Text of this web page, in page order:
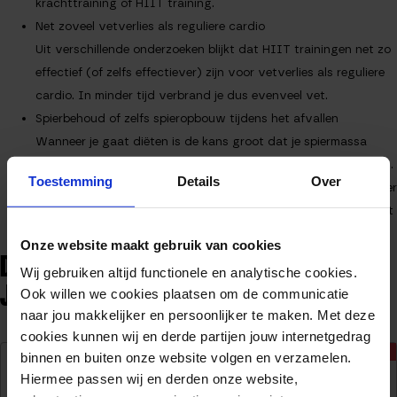
Toestemming Details Over
Onze website maakt gebruik van cookies
Wij gebruiken altijd functionele en analytische cookies.
Ook willen we cookies plaatsen om de communicatie
naar jou makkelijker en persoonlijker te maken. Met deze
cookies kunnen wij en derde partijen jouw internetgedrag
binnen en buiten onze website volgen en verzamelen.
Hiermee passen wij en derden onze website,
krachttraining of HIIT training.
Net zoveel vetverlies als reguliere cardio
Uit verschillende onderzoeken blijkt dat HIIT trainingen net zo
effectief (of zelfs effectiever) zijn voor vetverlies als reguliere
cardio. In minder tijd verbrand je dus evenveel vet.
Spierbehoud of zelfs spieropbouw tijdens het afvallen
Wanneer je gaat diëten is de kans groot dat je spiermassa
gaat verliezen. Je krijgt immers minder voedingsstoffen binnen.
Het voordeel van HIIT ten opzichte van gewone cardio is meer
spierbehoud. Met gewone cardio is de kans groter dat je naast
DÉ PRODUCTEN DIE JE NODIG HEBT VOOR BIJ
JOUW HIIT TRAINING!
BATTLE ROPE
9M X 38MM